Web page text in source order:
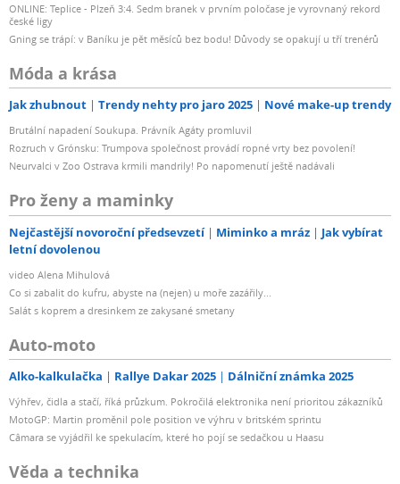
ONLINE: Teplice - Plzeň 3:4. Sedm branek v prvním poločase je vyrovnaný rekord
české ligy
Gning se trápí: v Baníku je pět měsíců bez bodu! Důvody se opakují u tří trenérů
Móda a krása
Jak zhubnout Trendy nehty pro jaro 2025 Nové make-up trendy
Brutální napadení Soukupa. Právník Agáty promluvil
Rozruch v Grónsku: Trumpova společnost provádí ropné vrty bez povolení!
Neurvalci v Zoo Ostrava krmili mandrily! Po napomenutí ještě nadávali
Pro ženy a maminky
Nejčastější novoroční předsevzetí Miminko a mráz
Jak vybírat
letní dovolenou
video Alena Mihulová
Co si zabalit do kufru, abyste na (nejen) u moře zazářily...
Salát s koprem a dresinkem ze zakysané smetany
Auto-moto
Alko-kalkulačka Rallye Dakar 2025 Dálniční známka 2025
Výhřev, čidla a stačí, říká průzkum. Pokročilá elektronika není prioritou zákazníků
MotoGP: Martin proměnil pole position ve výhru v britském sprintu
Câmara se vyjádřil ke spekulacím, které ho pojí se sedačkou u Haasu
Věda a technika